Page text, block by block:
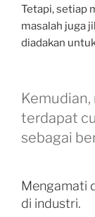
Tetapi, setiap
masalah juga
diadakan
terdapat
sebagai
Mengamati
di industri.